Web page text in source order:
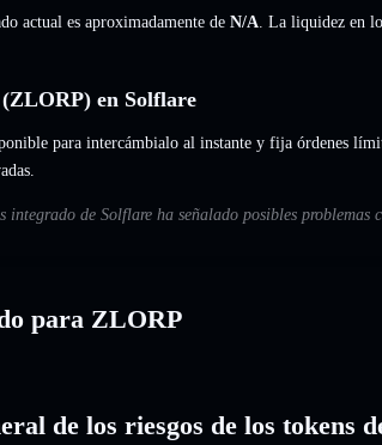
actual es aproximadamente de N/A . La liquidez en
en Solflare
para intercámbialo al instante y fija órdenes
integrado de Solflare ha señalado posibles problemas
para ZLORP
de los riesgos de los tokens